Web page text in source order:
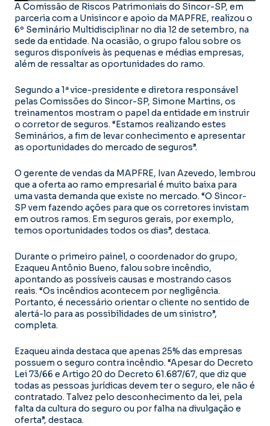
A Comissão de Riscos Patrimoniais do Sincor-SP, em
parceria com a Unisincor e apoio da MAPFRE, realizou o
6º Seminário Multidisciplinar no dia 12 de setembro, na
sede da entidade. Na ocasião, o grupo falou sobre os
seguros disponíveis às pequenas e médias empresas,
além de ressaltar as oportunidades do ramo.
Segundo a 1ª vice-presidente e diretora responsável
pelas Comissões do Sincor-SP, Simone Martins, os
treinamentos mostram o papel da entidade em instruir
o corretor de seguros. “Estamos realizando estes
Seminários, a fim de levar conhecimento e apresentar
as oportunidades do mercado de seguros”.
O gerente de vendas da MAPFRE, Ivan Azevedo, lembrou
que a oferta ao ramo empresarial é muito baixa para
uma vasta demanda que existe no mercado. “O Sincor-
SP vem fazendo ações para que os corretores invistam
em outros ramos. Em seguros gerais, por exemplo,
temos oportunidades todos os dias”, destaca.
Durante o primeiro painel, o coordenador do grupo,
Ezaqueu Antônio Bueno, falou sobre incêndio,
apontando as possíveis causas e mostrando casos
reais. “Os incêndios acontecem por negligência.
Portanto, é necessário orientar o cliente no sentido de
alertá-lo para as possibilidades de um sinistro”,
completa.
Ezaqueu ainda destaca que apenas 25% das empresas
possuem o seguro contra incêndio. “Apesar do Decreto
Lei 73/66 e Artigo 20 do Decreto 61.687/67, que diz que
todas as pessoas jurídicas devem ter o seguro, ele não é
contratado. Talvez pelo desconhecimento da lei, pela
falta da cultura do seguro ou por falha na divulgação e
oferta”, destaca.